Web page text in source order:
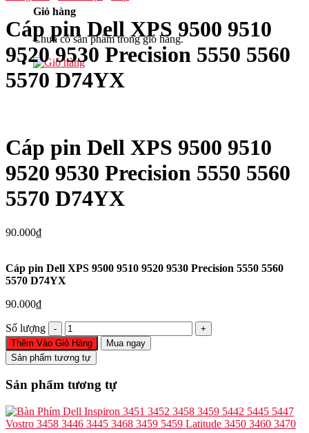
Giỏ hàng
Chưa có sản phẩm trong giỏ hàng.
Cáp pin Dell XPS 9500 9510
9520 9530 Precision 5550 5560
5570 D74YX
Cáp pin Dell XPS 9500 9510
9520 9530 Precision 5550 5560
5570 D74YX
90.000₫
Cáp pin Dell XPS 9500 9510 9520 9530 Precision 5550 5560
5570 D74YX
90.000₫
Số lượng
Cáp
pin
Dell
XPS
9510
9530
Precision
Thêm Vào Giỏ Hàng
Mua ngay
Sản phẩm tương tự
Sản phẩm tương tự